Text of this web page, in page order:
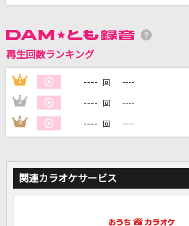
DAMに会員登録・ログインして
家族や友達と一緒に！練習にも！
再生回数ランキング
1 ---- 回 ----
2 ---- 回 ----
3 ---- 回 ----
関連カラオケサービス